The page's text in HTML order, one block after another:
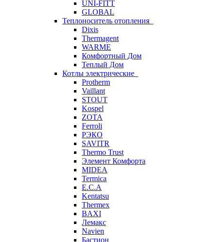
UNI-FITT
GLOBAL
Теплоноситель отопления
Dixis
Thermagent
WARME
Комфортный Дом
Теплый Дом
Котлы электрические
Protherm
Vaillant
STOUT
Kospel
ZOTA
Ferroli
РЭКО
SAVITR
Thermo Trust
Элемент Комфорта
MIDEA
Termica
E.C.A
Kentatsu
Thermex
BAXI
Лемакс
Navien
Бастион